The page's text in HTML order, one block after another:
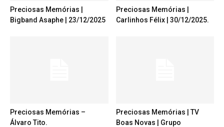
Preciosas Memórias |
Bigband Asaphe | 23/12/2025
Preciosas Memórias |
Carlinhos Félix | 30/12/2025.
Preciosas Memórias –
Álvaro Tito.
Preciosas Memórias | TV
Boas Novas | Grupo